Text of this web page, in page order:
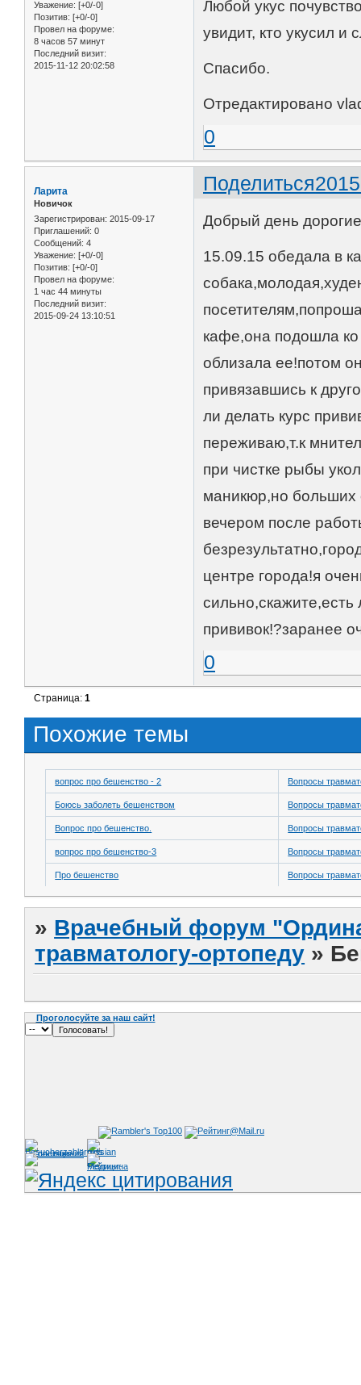
Уважение: [+0/-0]
Позитив: [+0/-0]
Провел на форуме:
8 часов 57 минут
Последний визит:
2015-11-12 20:02:58
Любой укус
увидит, кто укусил и
Спасибо.
Отредактировано
0
Поделиться
Ларита
Новичок
Зарегистрирован: 2015-09-17
Приглашений: 0
Сообщений: 4
Уважение: [+0/-0]
Позитив: [+0/-0]
Провел на форуме:
1 час 44 минуты
Последний визит:
2015-09-24 13:10:51
Добрый день
15.09.15 обедала в
кафе,она подошла ко
облизала ее!потом
привязавшись к
ли делать курс
переживаю,т.к
при чистке рыбы
маникюр,но больших
вечером после
центре города!я
сильно,скажите,есть
прививок!?заранее
0
Страница:1
Похожие темы
вопрос про бешенство - 2 Вопросы
Боюсь заболеть бешенством Вопросы
Вопрос про бешенство. Вопросы
вопрос про бешенство-3 Вопросы
Про бешенство Вопросы
» Врачебный форум
травматологу-ортопеду »
Проголосуйте за наш сайт!